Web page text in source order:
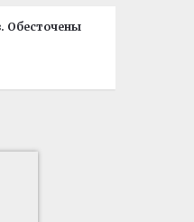
Обесточены